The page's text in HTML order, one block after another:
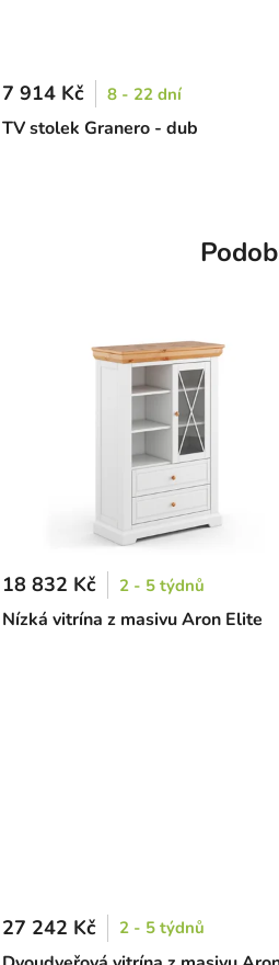
TV stolek Granero - dub
7 914 Kč 8 - 22 dní
Nízká vitrína z masivu Aron Elite
18 832 Kč 2 - 5 týdnů
27 242 Kč 2 - 5 týdnů